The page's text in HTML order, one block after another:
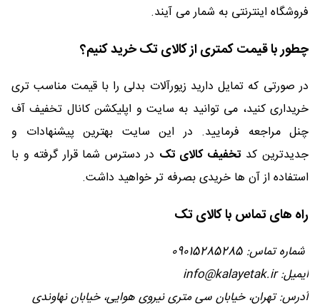
فروشگاه اینترنتی به شمار می آیند.
چطور با قیمت کمتری از کالای تک خرید کنیم؟
در صورتی که تمایل دارید زیورآلات بدلی را با قیمت مناسب تری
خریداری کنید، می توانید به سایت و اپلیکشن کانال تخفیف آف
چنل مراجعه فرمایید. در این سایت بهترین پیشنهادات و
جدیدترین کد تخفیف کالای تک در دسترس شما قرار گرفته و با
استفاده از آن ها خریدی بصرفه تر خواهید داشت.
راه های تماس با کالای تک
شماره تماس: 09015285285
ایمیل: info@kalayetak.ir
آدرس: تهران، خیابان سی متری نیروی هوایی، خیابان نهاوندی